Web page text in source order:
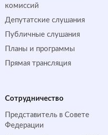
комиссий
Депутатские слушания
Публичные слушания
Планы и программы
Прямая трансляция
Сотрудничество
Представитель в Совете
Федерации